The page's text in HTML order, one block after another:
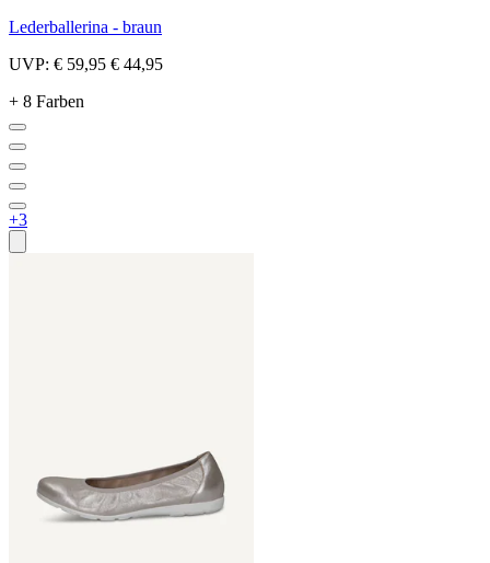
Lederballerina - braun
UVP: € 59,95 € 44,95
+ 8 Farben
+3